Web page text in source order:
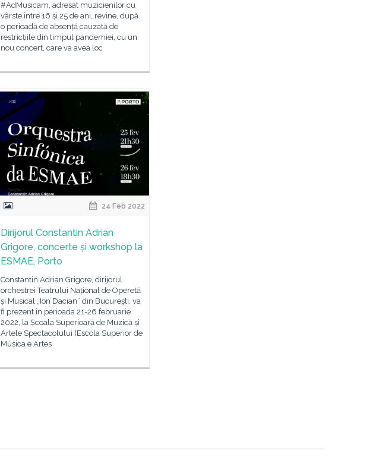
#AdMusicam, adresat muzicienilor cu
vârste între 16 și 25 de ani, revine, după
o perioadă de absență cauzată de
restricțiile din timpul pandemiei, cu un
nou concert, care va avea loc
24 Feb 2022
Dirijorul Constantin Adrian
Grigore, concerte și workshop la
ESMAE, Porto
Constantin Adrian Grigore, dirijorul
orchestrei Teatrului Național de Operetă
și Musical „Ion Dacian” din București, va
fi prezent în perioada 21-26 februarie
2022, la Școala Superioară de Muzică și
Artele Spectacolului (Escola Superior de
Música e Artes